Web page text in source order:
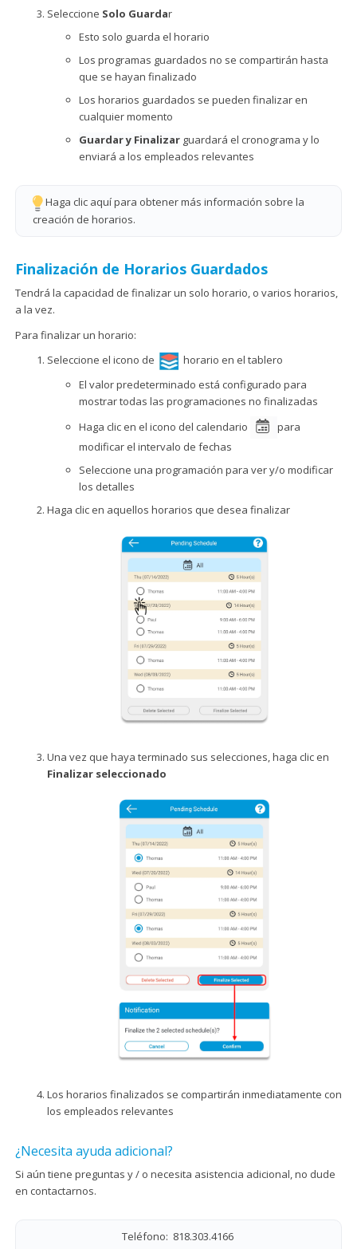
Seleccione Solo Guardar
Esto solo guarda el horario
Los programas guardados no se compartirán hasta
que se hayan finalizado
Los horarios guardados se pueden finalizar en
cualquier momento
Guardar y Finalizar guardará el cronograma y lo
enviará a los empleados relevantes
Haga clic aquí para obtener más información sobre la
creación de horarios.
Finalización de Horarios Guardados
Tendrá la capacidad de finalizar un solo horario, o varios horarios,
a la vez.
Para finalizar un horario:
Seleccione el icono de
horario en el tablero
El valor predeterminado está configurado para
mostrar todas las programaciones no finalizadas
Haga clic en el icono del calendario
para
modificar el intervalo de fechas
Seleccione una programación para ver y/o modificar
los detalles
Haga clic en aquellos horarios que desea finalizar
Una vez que haya terminado sus selecciones, haga clic en
Finalizar seleccionado
Los horarios finalizados se compartirán inmediatamente con
los empleados relevantes
¿Necesita ayuda adicional?
Si aún tiene preguntas y / o necesita asistencia adicional, no dude
en contactarnos.
Teléfono: 818.303.4166